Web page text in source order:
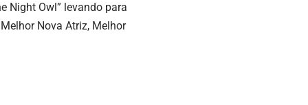
Night Owl” levando para
Nova Atriz, Melhor